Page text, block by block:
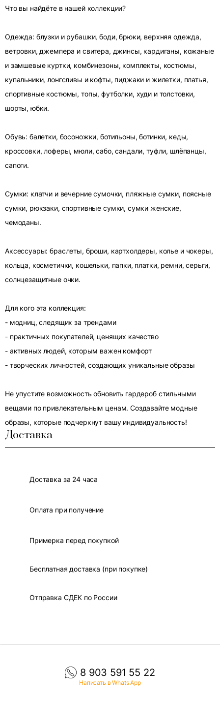
Что вы найдёте в нашей коллекции?
Одежда: блузки и рубашки, боди, брюки, верхняя одежда,
ветровки, джемпера и свитера, джинсы, кардиганы, кожаные
и замшевые куртки, комбинезоны, комплекты, костюмы,
купальники, лонгсливы и кофты, пиджаки и жилетки, платья,
спортивные костюмы, топы, футболки, худи и толстовки,
шорты, юбки.
Обувь: балетки, босоножки, ботильоны, ботинки, кеды,
кроссовки, лоферы, мюли, сабо, сандали, туфли, шлёпанцы,
сапоги.
Сумки: клатчи и вечерние сумочки, пляжные сумки, поясные
сумки, рюкзаки, спортивные сумки, сумки женские,
чемоданы.
Аксессуары: браслеты, броши, картхолдеры, колье и чокеры,
кольца, косметички, кошельки, папки, платки, ремни, серьги,
солнцезащитные очки.
Для кого эта коллекция:
- модниц, следящих за трендами
- практичных покупателей, ценящих качество
- активных людей, которым важен комфорт
- творческих личностей, создающих уникальные образы
Не упустите возможность обновить гардероб стильными
вещами по привлекательным ценам. Создавайте модные
образы, которые подчеркнут вашу индивидуальность!
Доставка
Доставка за 24 часа
Оплата при получение
Примерка перед покупкой
Бесплатная доставка (при покупке)
Отправка СДЕК по России
8 903 591 55 22
Написать в Whats App